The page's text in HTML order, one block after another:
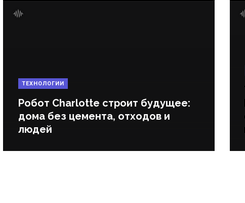
ТЕХНОЛОГИИ
Робот Charlotte строит будущее:
дома без цемента, отходов и
людей